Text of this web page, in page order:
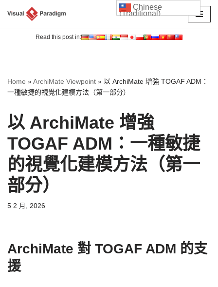
Read this post in:
Home »ArchiMate Viewpoint » 以 ArchiMate 增強 TOGAF ADM：
一種敏捷的視覺化建模方法（第一部分）
以 ArchiMate 增強
TOGAF ADM：一種敏捷
的視覺化建模方法（第一
部分）
5 2 月, 2026
ArchiMate 對 TOGAF ADM 的支
援
Chinese
(Traditional)